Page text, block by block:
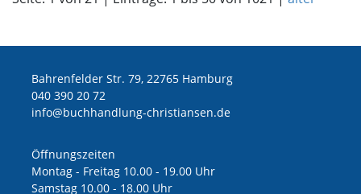
Bahrenfelder Str. 79, 22765 Hamburg
040 390 20 72
ed.nesnaitsirhc-gnuldnahhcub@ofni
Öffnungszeiten
Montag - Freitag 10.00 - 19.00 Uhr
Samstag 10.00 - 18.00 Uhr